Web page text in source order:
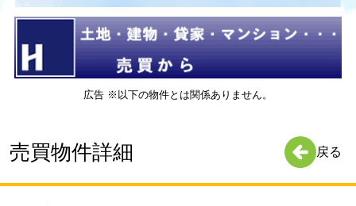
広告 ※以下の物件とは関係ありません。
売買物件詳細 戻る